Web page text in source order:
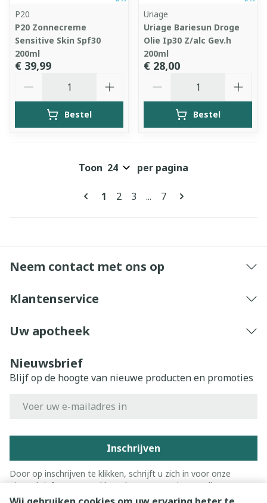
P20
P20 Zonnecreme
Sensitive Skin Spf30
200ml
€ 39,99
Bestel
Uriage
Uriage Bariesun Droge
Olie Ip30 Z/alc Gev.h
200ml
€ 28,00
Bestel
Pagina's
U lees momenteel pagina
1 Pagina
2 Pagina
3 ... Pagina
7
Toon per pagina
Neem contact met ons op
Klantenservice
Uw apotheek
Nieuwsbrief
Blijf op de hoogte van nieuwe producten en promoties
Inschrijven
Door op inschrijven te klikken, schrijft u zich in voor onze
nieuwsbrief en gaat u akkoord met onzeprivacy policy.